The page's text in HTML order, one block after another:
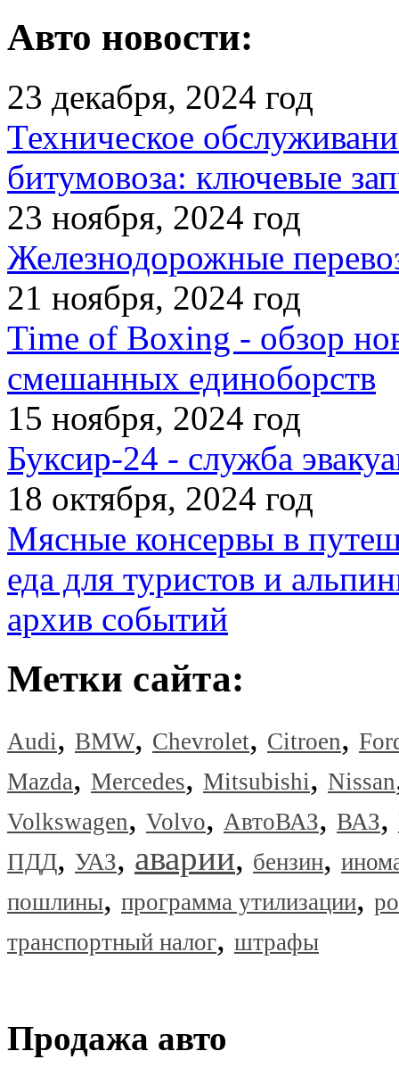
Авто новости:
23 декабря, 2024 год
Техническое
битумовоза: ключевые
23 ноября, 2024 год
Железнодорожные
21 ноября, 2024 год
Time of Boxing - обзор
смешанных единоборств
15 ноября, 2024 год
Буксир-24 - служба
18 октября, 2024 год
Мясные консервы в
еда для туристов и
архив событий
Метки сайта:
Audi, BMW, Chevrolet, Citroen,
Mazda, Mercedes, Mitsubishi, Nissan
Volkswagen, Volvo, АвтоВАЗ, ВАЗ,
ПДД, УАЗ, аварии, бензин,
пошлины, программа утилизации,
транспортный налог, штрафы
Продажа авто